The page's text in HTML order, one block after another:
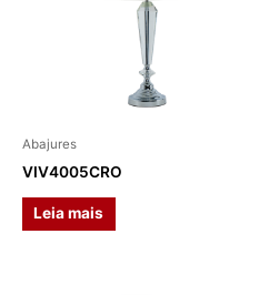
Abajures
VIV4005CRO
Leia mais